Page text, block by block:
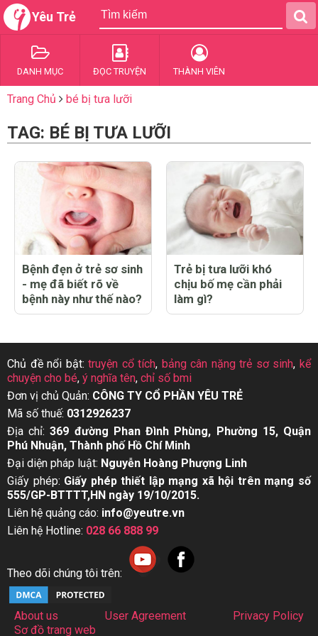
Yêu Trẻ
DANH MỤC ĐỌC TRUYỆN THÀNH VIÊN
Trang Chủ bé bị tưa lưỡi
TAG: BÉ BỊ TƯA LƯỠI
Bệnh đẹn ở trẻ sơ sinh
- mẹ đã biết rõ về
bệnh này như thế nào?
Trẻ bị tưa lưỡi khó
chịu bố mẹ cần phải
làm gì?
Chủ đề nổi bật:truyện cổ tích, bảng cân nặng trẻ sơ sinh,kể
chuyện cho bé, ý nghĩa tên, chỉ số bmi
Đơn vị chủ Quản: CÔNG TY CỔ PHẦN YÊU TRẺ
Mã số thuế: 0312926237
Địa chỉ:369 đường Phan Đình Phùng, Phường 15, Quận
Phú Nhuận, Thành phố Hồ Chí Minh
Đại diện pháp luật: Nguyễn Hoàng Phượng Linh
Giấy phép: Giấy phép thiết lập mạng xã hội trên mạng số
555/GP-BTTTT,HN ngày 19/10/2015.
Liên hệ quảng cáo: info@yeutre.vn
Liên hệ Hotline: 028 66 888 99
Theo dõi chúng tôi trên:
About us User Agreement
Privacy Policy
Sơ đồ trang web